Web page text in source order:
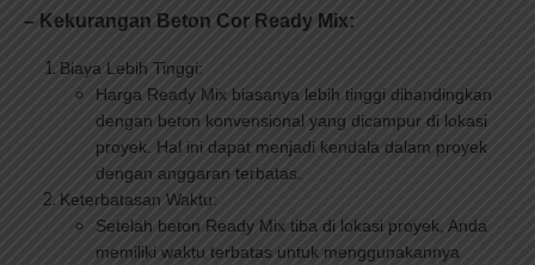
– Kekurangan Beton Cor Ready Mix:
Biaya Lebih Tinggi:
Harga Ready Mix biasanya lebih tinggi dibandingkan
dengan beton konvensional yang dicampur di lokasi
proyek. Hal ini dapat menjadi kendala dalam proyek
dengan anggaran terbatas.
Keterbatasan Waktu:
Setelah beton Ready Mix tiba di lokasi proyek, Anda
memiliki waktu terbatas untuk menggunakannya